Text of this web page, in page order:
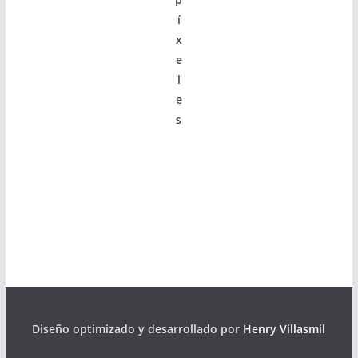
í
x
e
l
e
s
Diseño optimizado y desarrollado por Henry Villasmil